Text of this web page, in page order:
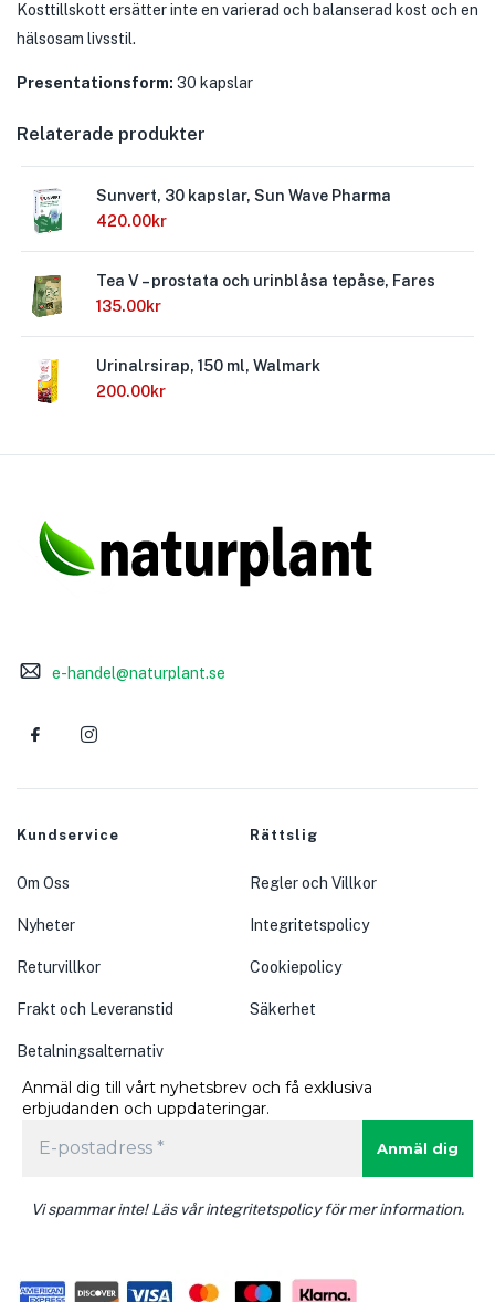
Kosttillskott ersätter inte en varierad och balanserad kost och en
hälsosam livsstil.
Presentationsform: 30 kapslar
Relaterade produkter
Sunvert, 30 kapslar, Sun Wave Pharma
420.00kr
Tea V – prostata och urinblåsa tepåse, Fares
135.00kr
Urinalrsirap, 150 ml, Walmark
200.00kr
e-handel@naturplant.se
Kundservice
Om Oss
Nyheter
Returvillkor
Frakt och Leveranstid
Betalningsalternativ
Rättslig
Regler och Villkor
Integritetspolicy
Cookiepolicy
Säkerhet
Anmäl dig till vårt nyhetsbrev och få exklusiva
erbjudanden och uppdateringar.
Vi spammar inte! Läs vår integritetspolicy för mer information.